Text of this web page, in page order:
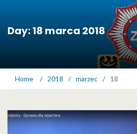
Day: 18 marca 2018
Home / 2018 / marzec / 18